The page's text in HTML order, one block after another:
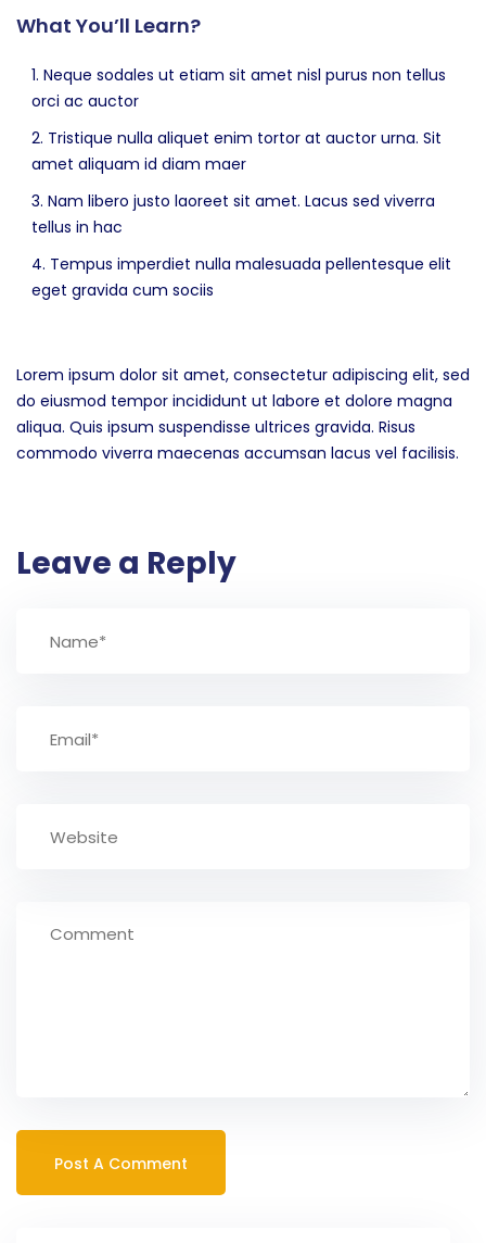
What You’ll Learn?
Neque sodales ut etiam sit amet nisl purus non tellus
orci ac auctor
Tristique nulla aliquet enim tortor at auctor urna. Sit
amet aliquam id diam maer
Nam libero justo laoreet sit amet. Lacus sed viverra
tellus in hac
Tempus imperdiet nulla malesuada pellentesque elit
eget gravida cum sociis
Lorem ipsum dolor sit amet, consectetur adipiscing elit, sed
do eiusmod tempor incididunt ut labore et dolore magna
aliqua. Quis ipsum suspendisse ultrices gravida. Risus
commodo viverra maecenas accumsan lacus vel facilisis.
Leave a Reply